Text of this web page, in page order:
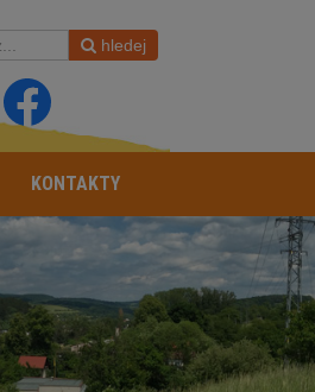
hledej
KONTAKTY